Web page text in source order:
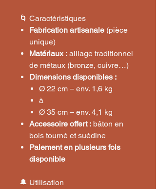
🌀 Caractéristiques
Fabrication artisanale (pièce
unique)
Matériaux : alliage traditionnel
de métaux (bronze, cuivre…)
Dimensions disponibles :
Ø 22 cm – env. 1,6 kg
à
Ø 35 cm – env. 4,1 kg
Accessoire offert : bâton en
bois tourné et suédine
Paiement en plusieurs fois
disponible
🔔 Utilisation